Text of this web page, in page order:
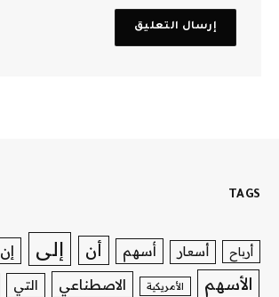
TAGS
أرباح أسعار أسهم أن إلى إن
الأسهم الأمريكية الاصطناعي التي